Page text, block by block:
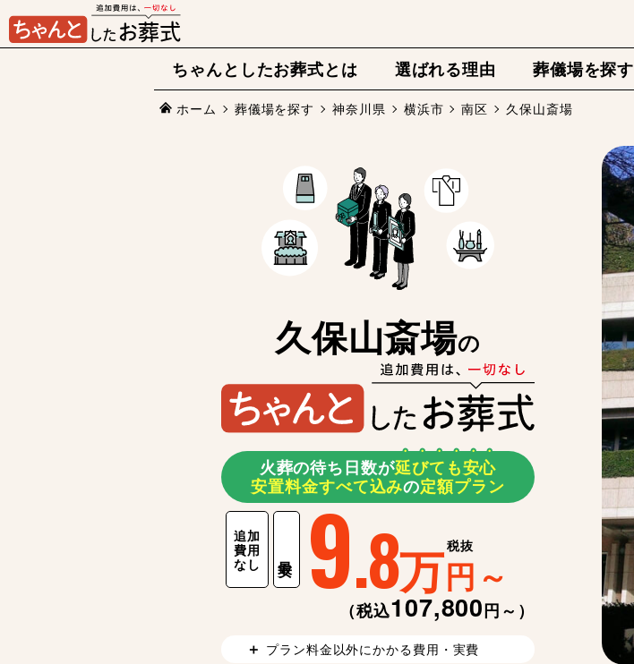
ちゃんとしたお葬式とは
選ばれる理由 葬儀場を探す
ホーム 葬儀場を探す 神奈川県 横浜市 南区 久保山斎場
久保山斎場の
火葬の待ち日数が延びても安心
安置料金すべて込みの定額プラン
追加
費用
なし
9.8万円
税抜
～
（税込107,800円～）
プラン料金以外にかかる費用・実費